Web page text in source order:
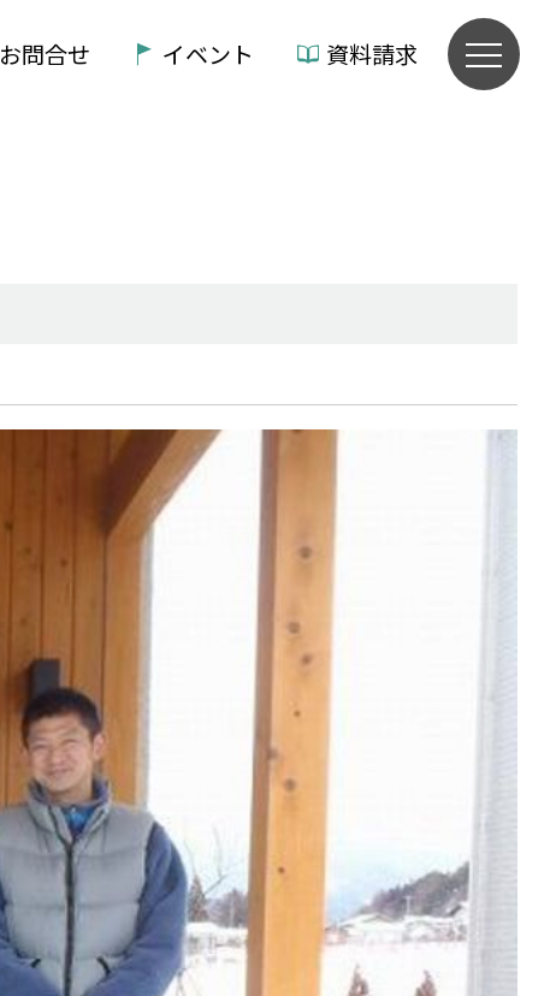
お問合せ イベント 資料請求